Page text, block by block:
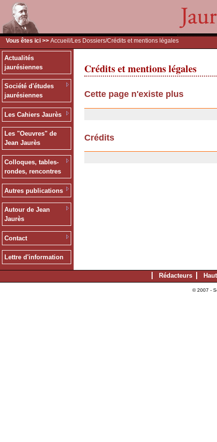
Vous êtes ici >> Accueil /Les Dossiers/Crédits et mentions légales
Actualités
jaurésiennes
Société d'études
jaurésiennes
Les Cahiers Jaurès
Les "Oeuvres" de
Jean Jaurès
Colloques, tables-
rondes, rencontres
Autres publications
Autour de Jean
Jaurès
Contact
Lettre d'information
Crédits et mentions légales
Cette page n'existe plus
Crédits
Rédacteurs
© 2007 -